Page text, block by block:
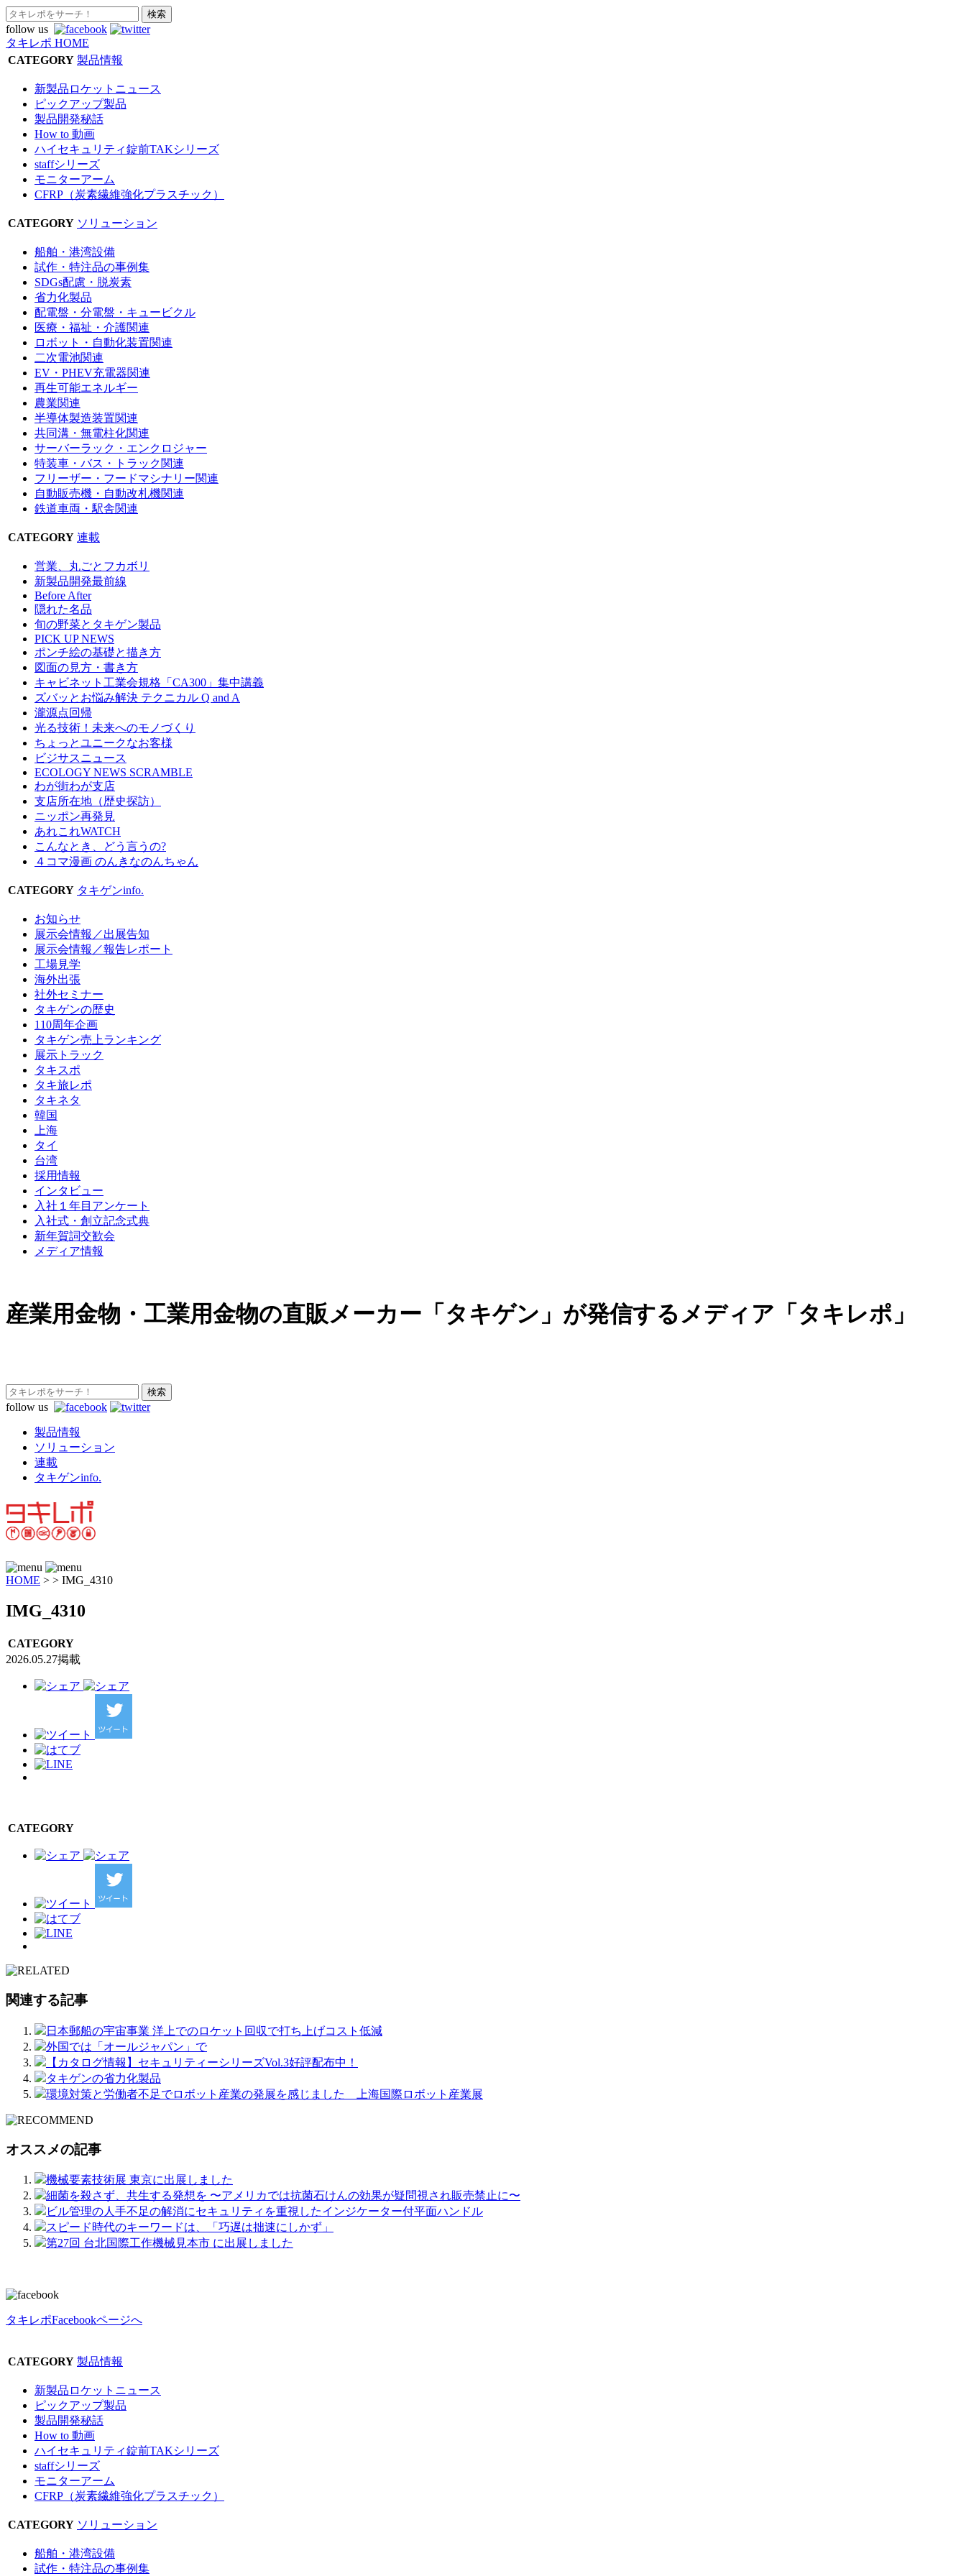
follow us
タキレポ HOME
CATEGORY 製品情報
新製品ロケットニュース
ピックアップ製品
製品開発秘話
How to 動画
ハイセキュリティ錠前TAKシリーズ
staffシリーズ
モニターアーム
CFRP（炭素繊維強化プラスチック）
CATEGORY ソリューション
船舶・港湾設備
試作・特注品の事例集
SDGs配慮・脱炭素
省力化製品
配電盤・分電盤・キュービクル
医療・福祉・介護関連
ロボット・自動化装置関連
二次電池関連
EV・PHEV充電器関連
再生可能エネルギー
農業関連
半導体製造装置関連
共同溝・無電柱化関連
サーバーラック・エンクロジャー
特装車・バス・トラック関連
フリーザー・フードマシナリー関連
自動販売機・自動改札機関連
鉄道車両・駅舎関連
CATEGORY 連載
営業、丸ごとフカボリ
新製品開発最前線
Before After
隠れた名品
旬の野菜とタキゲン製品
PICK UP NEWS
ポンチ絵の基礎と描き方
図面の見方・書き方
キャビネット工業会規格「CA300」集中講義
ズバッとお悩み解決 テクニカル Q and A
瀧源点回帰
光る技術！未来へのモノづくり
ちょっとユニークなお客様
ビジサスニュース
ECOLOGY NEWS SCRAMBLE
わが街わが支店
支店所在地（歴史探訪）
ニッポン再発見
あれこれWATCH
こんなとき、どう言うの?
４コマ漫画 のんきなのんちゃん
CATEGORY タキゲンinfo.
お知らせ
展示会情報／出展告知
展示会情報／報告レポート
工場見学
海外出張
社外セミナー
タキゲンの歴史
110周年企画
タキゲン売上ランキング
展示トラック
タキスポ
タキ旅レポ
タキネタ
韓国
上海
タイ
台湾
採用情報
インタビュー
入社１年目アンケート
入社式・創立記念式典
新年賀詞交歓会
メディア情報
産業用金物・工業用金物の直販メーカー「タキゲン」が発信するメディア「タキレポ」
follow us
製品情報
ソリューション
連載
タキゲンinfo.
HOME > > IMG_4310
IMG_4310
CATEGORY
2026.05.27掲載
CATEGORY
関連する記事
日本郵船の宇宙事業 洋上でのロケット回収で打ち上げコスト低減
外国では「オールジャパン」で
【カタログ情報】セキュリティーシリーズVol.3好評配布中！
タキゲンの省力化製品
環境対策と労働者不足でロボット産業の発展を感じました 上海国際ロボット産業展
オススメの記事
機械要素技術展 東京に出展しました
細菌を殺さず、共生する発想を 〜アメリカでは抗菌石けんの効果が疑問視され販売禁止に〜
ビル管理の人手不足の解消にセキュリティを重視したインジケーター付平面ハンドル
スピード時代のキーワードは、「巧遅は拙速にしかず」
第27回 台北国際工作機械見本市 に出展しました
タキレポFacebookページへ
CATEGORY 製品情報
新製品ロケットニュース
ピックアップ製品
製品開発秘話
How to 動画
ハイセキュリティ錠前TAKシリーズ
staffシリーズ
モニターアーム
CFRP（炭素繊維強化プラスチック）
CATEGORY ソリューション
船舶・港湾設備
試作・特注品の事例集